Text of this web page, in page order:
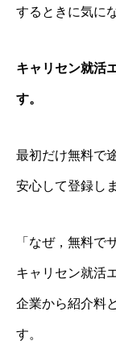
するときに気に
キャリセン就活
す。
最初だけ無料で
安心して登録し
「なぜ，無料で
キャリセン就活
企業から紹介料
す。